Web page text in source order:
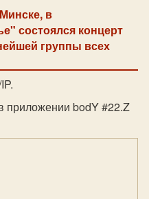
в
состоялся концерт
группы всех
приложении bodY #22.Z